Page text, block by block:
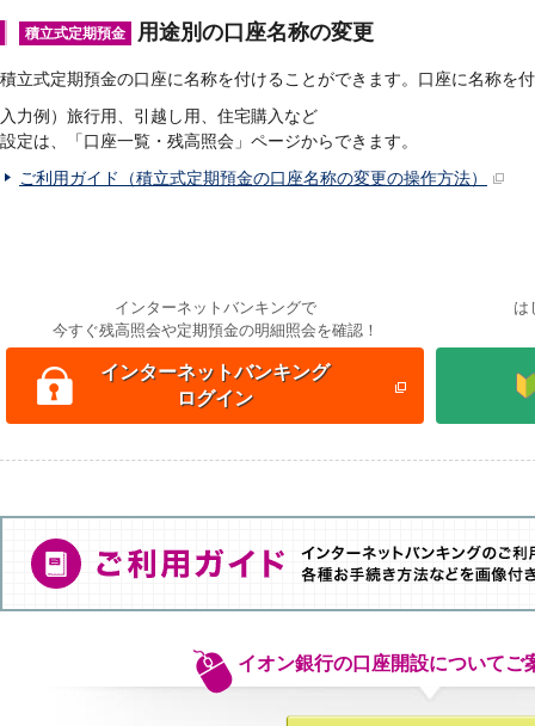
積立式定期預金 用途別の口座名称の変更
積立式定期預金の口座に名称を付けることができます。口座に名称を
入力例）旅行用、引越し用、住宅購入など
設定は、「口座一覧・残高照会」ページからできます。
ご利用ガイド（積立式定期預金の口座名称の変更の操作方法）
インターネットバンキングで
今すぐ残高照会や定期預金の明細照会を確認！
インターネットバンキング
ログイン
は
イオン銀行の口座開設についてご